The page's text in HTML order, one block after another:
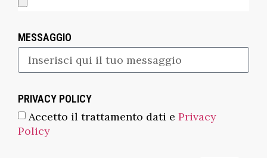
MESSAGGIO
PRIVACY POLICY
Accetto il trattamento dati e Privacy
Policy